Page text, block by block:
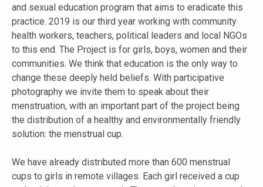
and sexual education program that aims to eradicate this
practice. 2019 is our third year working with community
health workers, teachers, political leaders and local NGOs
to this end. The Project is for girls, boys, women and their
communities. We think that education is the only way to
change these deeply held beliefs. With participative
photography we invite them to speak about their
menstruation, with an important part of the project being
the distribution of a healthy and environmentally friendly
solution: the menstrual cup.
We have already distributed more than 600 menstrual
cups to girls in remote villages. Each girl received a cup